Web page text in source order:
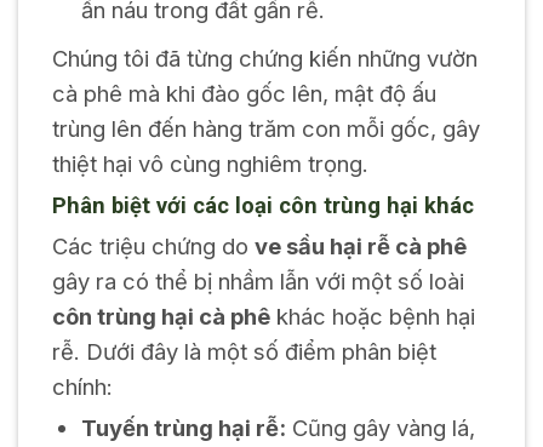
ẩn náu trong đất gần rễ.
Chúng tôi đã từng chứng kiến những vườn
cà phê mà khi đào gốc lên, mật độ ấu
trùng lên đến hàng trăm con mỗi gốc, gây
thiệt hại vô cùng nghiêm trọng.
Phân biệt với các loại côn trùng hại khác
Các triệu chứng do ve sầu hại rễ cà phê
gây ra có thể bị nhầm lẫn với một số loài
côn trùng hại cà phêkhác hoặc bệnh hại
rễ. Dưới đây là một số điểm phân biệt
chính:
Tuyến trùng hại rễ: Cũng gây vàng lá,